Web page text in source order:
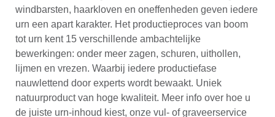
windbarsten, haarkloven en oneffenheden geven iedere
urn een apart karakter. Het productieproces van boom
tot urn kent 15 verschillende ambachtelijke
bewerkingen: onder meer zagen, schuren, uithollen,
lijmen en vrezen. Waarbij iedere productiefase
nauwlettend door experts wordt bewaakt. Uniek
natuurproduct van hoge kwaliteit. Meer info over hoe u
de juiste urn-inhoud kiest, onze vul- of graveerservice